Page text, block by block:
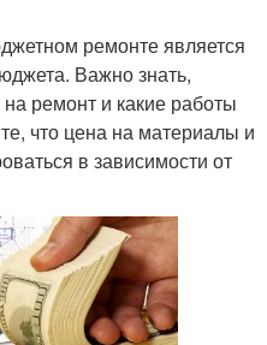
ремонте является
Важно знать,
ремонт и какие работы
что цена на материалы и
в зависимости от